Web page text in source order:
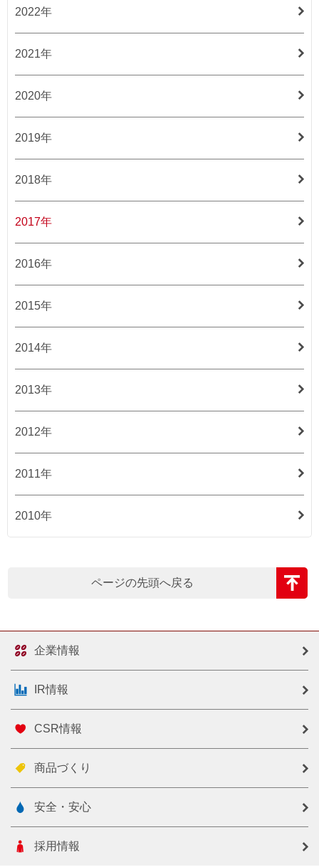
2022年
2021年
2020年
2019年
2018年
2017年
2016年
2015年
2014年
2013年
2012年
2011年
2010年
ページの先頭へ戻る
企業情報
IR情報
CSR情報
商品づくり
安全・安心
採用情報